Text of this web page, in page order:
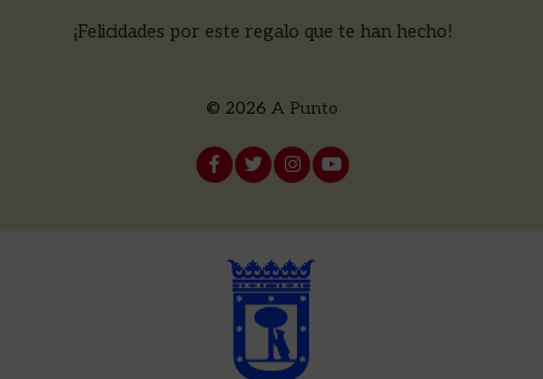
¡Felicidades por este regalo que te han hecho!
© 2026 A Punto